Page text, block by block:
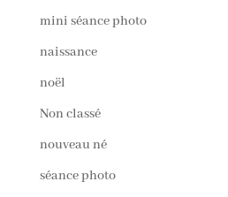
mini séance photo
naissance
noël
Non classé
nouveau né
séance photo